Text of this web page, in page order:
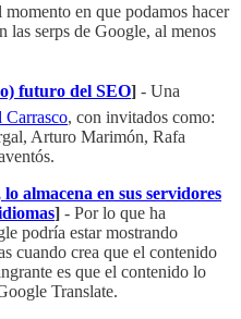
en que podamos hacer
las serps de Google, al menos
futuro del SEO] - Una
Carrasco, con invitados como:
Arturo Marimón, Rafa
almacena en sus servidores
] - Por lo que ha
podría estar mostrando
cuando crea que el contenido
es que el contenido lo
Translate.